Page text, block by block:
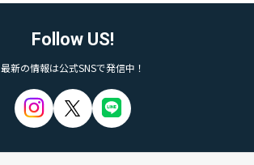
Follow US!
最新の情報は公式SNSで発信中！